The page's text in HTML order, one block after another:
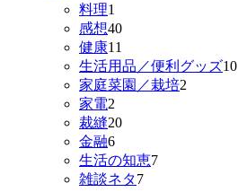
料理1
感想40
健康11
生活用品／便利グッズ10
家庭菜園／栽培2
家電2
裁縫20
金融6
生活の知恵7
雑談ネタ7